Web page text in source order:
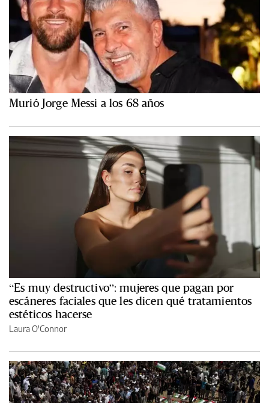
Murió Jorge Messi a los 68 años
“Es muy destructivo”: mujeres que pagan por
escáneres faciales que les dicen qué tratamientos
estéticos hacerse
Laura O'Connor